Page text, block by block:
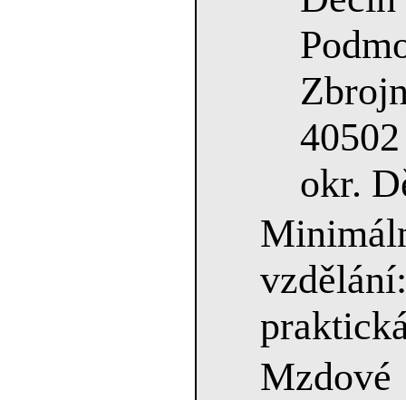
okr.